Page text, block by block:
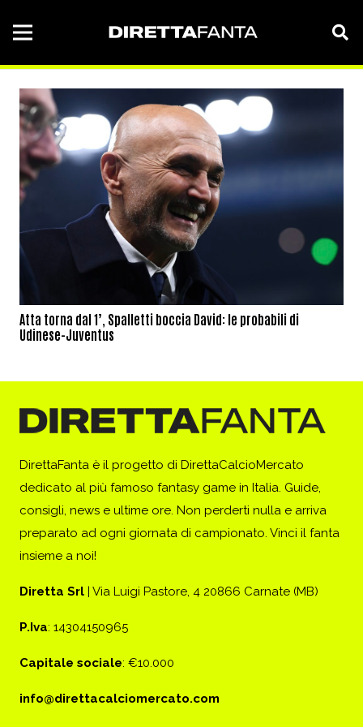
Atta torna dal 1’, Spalletti boccia David: le probabili di
Udinese-Juventus
DirettaFanta è il progetto di DirettaCalcioMercato
dedicato al più famoso fantasy game in Italia. Guide,
consigli, news e ultime ore. Non perderti nulla e arriva
preparato ad ogni giornata di campionato. Vinci il fanta
insieme a noi!
Diretta Srl | Via Luigi Pastore, 4 20866 Carnate (MB)
P.Iva: 14304150965
Capitale sociale: €10.000
info@direttacalciomercato.com